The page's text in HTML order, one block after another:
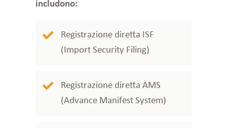
includono:
Registrazione diretta ISF
(Import Security Filing)
Registrazione diretta AMS
(Advance Manifest System)